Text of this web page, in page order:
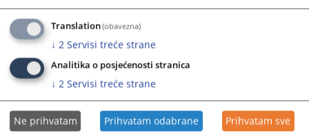
2814PREGLEDA
Translation(obavezna)
↓ 2 Servisi treće strane
Analitika o posjećenosti stranica
↓ 2 Servisi treće strane
Ne prihvatam Prihvatam odabrane Prihvatam sve